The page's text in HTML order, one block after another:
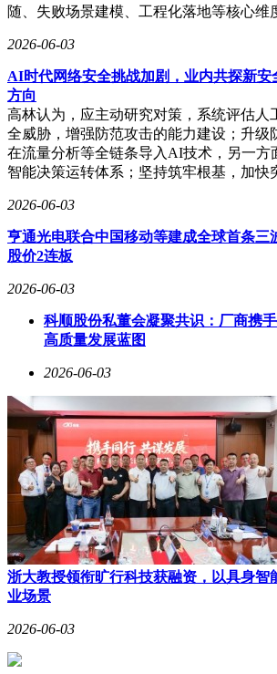
随、失败场景建模、工程化落地等核心
2026-06-03
AI时代网络安全挑战加剧，业内共探新安
方向
高林认为，应主动研究对策，系统评估人
全威胁，增强防范攻击的能力建设；升级
在流量分析等全链条导入AI技术，另一方
智能决策运转体系；坚持筑牢根基，加
2026-06-03
亨通光电联合中国移动等建成全球首条三
股价2连板
2026-06-03
科顺股份私董会凝聚共识：厂商携
高质量发展蓝图
2026-06-03
浙大教授领衔旷行科技获融资，以具身智
业场景
2026-06-03